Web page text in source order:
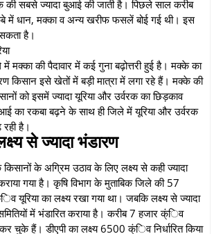
सबसे ज्यादा बुआई की जाती है। पिछले साल करीब
में धान, मक्का व अन्य खरीफ फसलें बोई गई थी। इस
है।
मक्का की पैदावार में कई गुना बढ़ोत्तरी हुई है। मक्के का
किसान इसे खेतों में बड़ी मात्रा में लगा रहे हैं। मक्के की
को इसमें ज्यादा यूरिया और उर्वरक का छिड़काव
का रकबा बढ़ने के साथ ही जिले में यूरिया और उर्वरक
है।
से ज्यादा भंडारण
के अग्रिम उठाव के लिए लक्ष्य से कही ज्यादा
गया है। कृषि विभाग के मुताबिक जिले की 57
यूरिया का लक्ष्य रखा गया था। जबकि लक्ष्य से ज्यादा
में भंडारित कराया है। करीब 7 हजार क्ंिव
चुके हैं। डीएपी का लक्ष्य 6500 क्ंिव निर्धारित किया